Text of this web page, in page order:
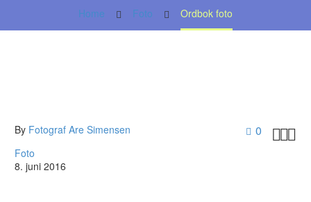
Home Foto Ordbok foto
0 
By Fotograf Are Simensen
Foto
8. juni 2016